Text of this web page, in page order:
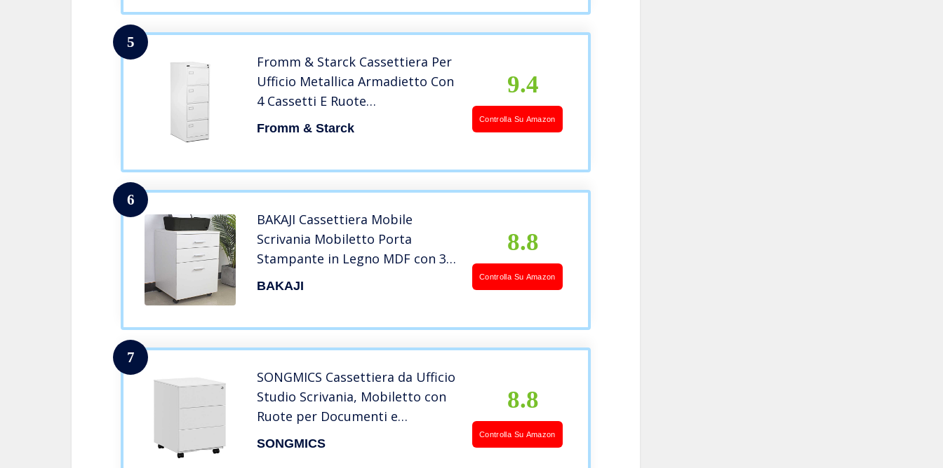
5
Fromm & Starck Cassettiera Per
Ufficio Metallica Armadietto Con
4 Cassetti E Ruote
STAR_MCAB_33 (120 kg, Chiave,
Fromm & Starck
9.4
Controlla Su Amazon
6
BAKAJI Cassettiera Mobile
Scrivania Mobiletto Porta
Stampante in Legno MDF con 3
Cassetti e 4 Ruote Girevoli
BAKAJI
8.8
Controlla Su Amazon
7
SONGMICS Cassettiera da Ufficio
Studio Scrivania, Mobiletto con
Ruote per Documenti e
Cancelleria, con 3 Cassetti e
SONGMICS
8.8
Controlla Su Amazon